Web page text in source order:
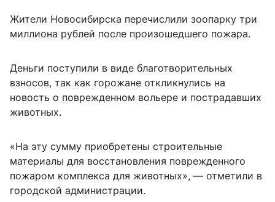
Жители Новосибирска перечислили зоопарку три
миллиона рублей после произошедшего пожара.
Деньги поступили в виде благотворительных
взносов, так как горожане откликнулись на
новость о поврежденном вольере и пострадавших
животных.
«На эту сумму приобретены строительные
материалы для восстановления поврежденного
пожаром комплекса для животных», — отметили в
городской администрации.